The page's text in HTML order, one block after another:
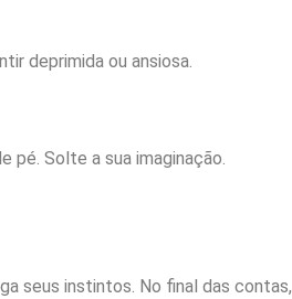
deprimida ou ansiosa.
pé. Solte a sua imaginação.
seus instintos. No final das contas,